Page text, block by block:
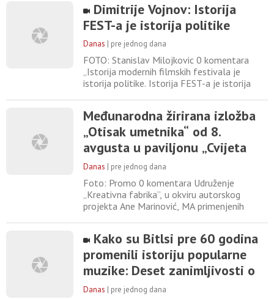
(grad Leskovac) Izložba je inspirisana
Tićmijevim romanom „Tata kaže gambit“ i
kroz jedinstven spoj skulpture i književnosti
istražuje
Dimitrije Vojnov: Istorija
FEST-a je istorija politike
Danas | pre jednog dana
FOTO: Stanislav Milojkovic 0 komentara
„Istorija modernih filmskih festivala je
istorija politike. Istorija FEST-a je istorija
objavljenom na svom Fejsbuk nalogu, kao
komentar na izjavu Dragana Jeličića,
selektora predstojećeg izdanja FEST-a, koji
insistira na tome
Međunarodna žirirana izložba
„Otisak umetnika“ od 8.
avgusta u paviljonu „Cvijeta
Zuzorić“
Danas | pre jednog dana
Foto: Promo 0 komentara Udruženje
„Kreativna fabrika”, u okviru autorskog
projekta Ane Marinović, MA primenjenih
umetnika“. Svečano otvaranje zakazano je za
subotu, 8. avgust 2026. godine u 19 časova
u Umetničkom paviljonu „Cvijeta Zuzorić“ na
Kalemegdanu. Nakon oficijelnog dela,
Kako su Bitlsi pre 60 godina
promenili istoriju popularne
muzike: Deset zanimljivosti o
albumu „Revolver“
Danas | pre jednog dana